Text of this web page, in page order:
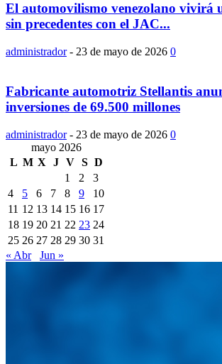
El automovilismo venezolano vivirá
sin precedentes con el JAC...
administrador - 23 de mayo de 2026 0
Fabricante automotriz Stellantis
inversiones de 69.500 millones
administrador - 23 de mayo de 2026 0
mayo 2026
L M X J V S D
1
2
3
4
5 6 7 8 9
10
11 12 13 14 15 16 17
18 19 20 21 22 23 24
25 26 27 28 29 30 31
« Abr
Jun »